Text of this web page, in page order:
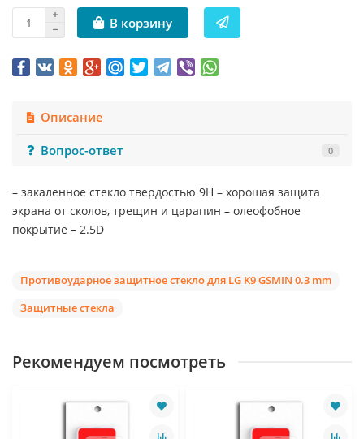
В корзину
Описание
Вопрос-ответ
0
– закаленное стекло твердостью 9Н – хорошая защита
экрана от сколов, трещин и царапин – олеофобное
покрытие – 2.5D
Противоударное защитное стекло для LG K9 GSMIN 0.3 mm
Защитные стекла
Рекомендуем посмотреть